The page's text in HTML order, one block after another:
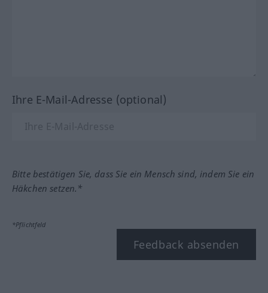
Ihre E-Mail-Adresse (optional)
Bitte bestätigen Sie, dass Sie ein Mensch sind, indem Sie ein
Häkchen setzen.*
*Pflichtfeld
Feedback absenden